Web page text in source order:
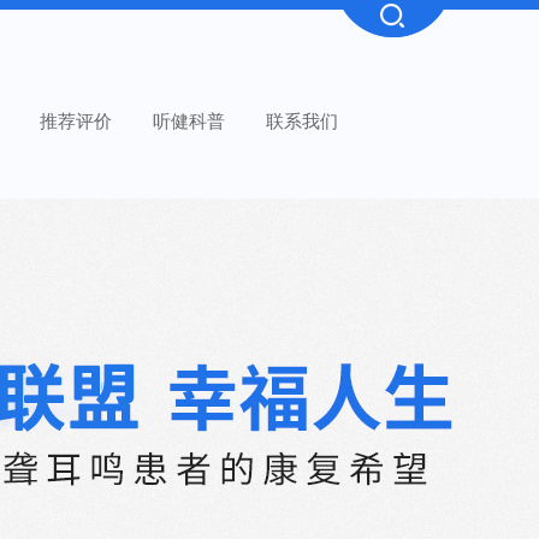
推荐评价 听健科普 联系我们